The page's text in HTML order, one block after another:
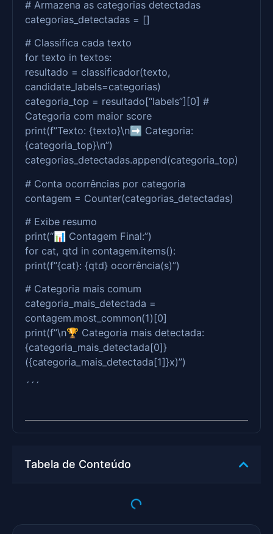
# Armazena as categorias detectadas
categorias_detectadas = []
# Classifica cada texto
for texto in textos:
resultado = classificador(texto,
candidate_labels=categorias)
categoria_top = resultado[“labels”][0] #
Categoria com maior score
print(f”Texto: {texto}\n➡️ Categoria:
{categoria_top}\n”)
categorias_detectadas.append(categoria_top)
# Conta ocorrências por categoria
contagem = Counter(categorias_detectadas)
# Exibe resumo
print(“📊 Contagem Final:”)
for cat, qtd in contagem.items():
print(f”{cat}: {qtd} ocorrência(s)”)
# Categoria mais comum
categoria_mais_detectada =
contagem.most_common(1)[0]
print(f”\n🏆 Categoria mais detectada:
{categoria_mais_detectada[0]}
({categoria_mais_detectada[1]}x)”)
´´´
Tabela de Conteúdo